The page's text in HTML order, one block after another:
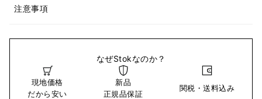
注意事項
なぜStokなのか？
現地価格
だから安い
新品
正規品保証
関税・送料込み